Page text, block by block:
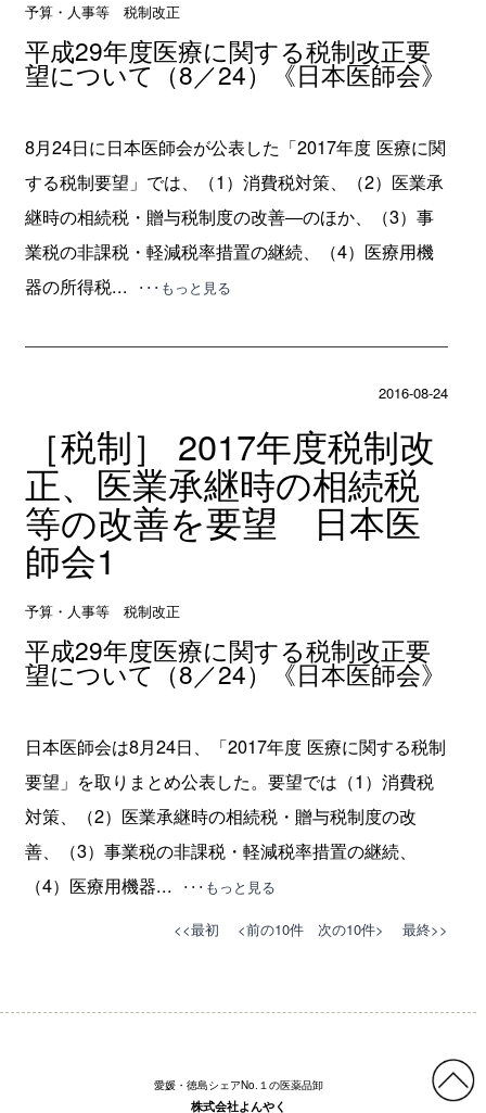
予算・人事等 税制改正
平成29年度医療に関する税制改正要
望について（8／24）《日本医師会》
8月24日に日本医師会が公表した「2017年度 医療に関
する税制要望」では、（1）消費税対策、（2）医業承
継時の相続税・贈与税制度の改善―のほか、（3）事
業税の非課税・軽減税率措置の継続、（4）医療用機
器の所得税...
･･･もっと見る
2016-08-24
［税制］ 2017年度税制改
正、医業承継時の相続税
等の改善を要望 日本医
師会1
予算・人事等 税制改正
平成29年度医療に関する税制改正要
望について（8／24）《日本医師会》
日本医師会は8月24日、「2017年度 医療に関する税制
要望」を取りまとめ公表した。要望では（1）消費税
対策、（2）医業承継時の相続税・贈与税制度の改
善、（3）事業税の非課税・軽減税率措置の継続、
（4）医療用機器...
･･･もっと見る
<<最初 <前の10件 次の10件> 最終>>
愛媛・徳島シェアNo.１の医薬品卸
株式会社よんやく